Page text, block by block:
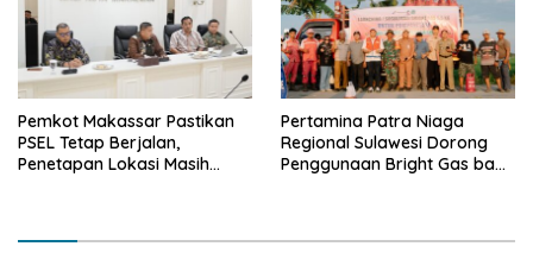
Pemkot Makassar Pastikan
PSEL Tetap Berjalan,
Penetapan Lokasi Masih
Pertamina Patra Niaga
Regional Sulawesi Dorong
Penggunaan Bright Gas bagi